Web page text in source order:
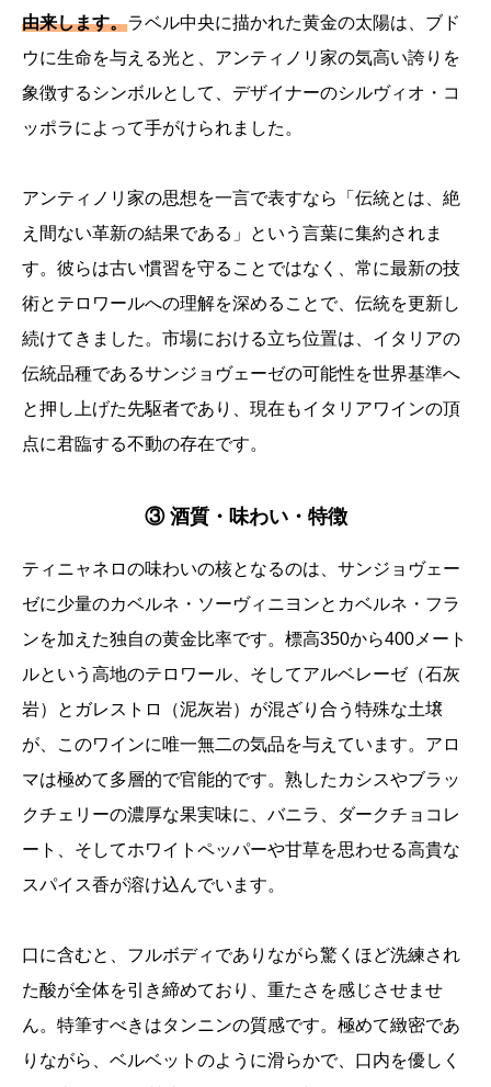
由来します。ラベル中央に描かれた黄金の太陽は、ブド
ウに生命を与える光と、アンティノリ家の気高い誇りを
象徴するシンボルとして、デザイナーのシルヴィオ・コ
ッポラによって手がけられました。
アンティノリ家の思想を一言で表すなら「伝統とは、絶
え間ない革新の結果である」という言葉に集約されま
す。彼らは古い慣習を守ることではなく、常に最新の技
術とテロワールへの理解を深めることで、伝統を更新し
続けてきました。市場における立ち位置は、イタリアの
伝統品種であるサンジョヴェーゼの可能性を世界基準へ
と押し上げた先駆者であり、現在もイタリアワインの頂
点に君臨する不動の存在です。
③ 酒質・味わい・特徴
ティニャネロの味わいの核となるのは、サンジョヴェー
ゼに少量のカベルネ・ソーヴィニヨンとカベルネ・フラ
ンを加えた独自の黄金比率です。標高350から400メート
ルという高地のテロワール、そしてアルベレーゼ（石灰
岩）とガレストロ（泥灰岩）が混ざり合う特殊な土壌
が、このワインに唯一無二の気品を与えています。アロ
マは極めて多層的で官能的です。熟したカシスやブラッ
クチェリーの濃厚な果実味に、バニラ、ダークチョコレ
ート、そしてホワイトペッパーや甘草を思わせる高貴な
スパイス香が溶け込んでいます。
口に含むと、フルボディでありながら驚くほど洗練され
た酸が全体を引き締めており、重たさを感じさせませ
ん。特筆すべきはタンニンの質感です。極めて緻密であ
りながら、ベルベットのように滑らかで、口内を優しく